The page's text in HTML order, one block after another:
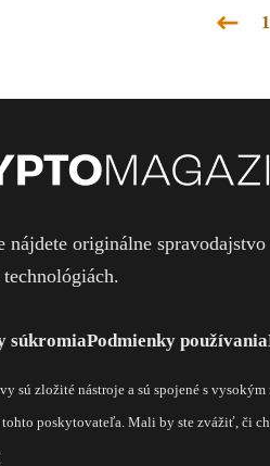
1
nájdete originálne
súkromiaPodmienky používania
sú zložité nástroje a sú spojené s
poskytovateľa. Mali by ste zvážiť, či